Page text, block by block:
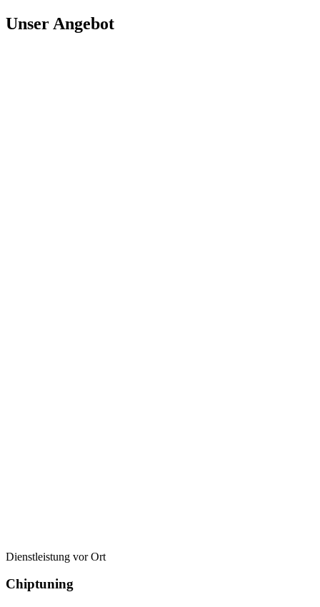
Unser Angebot
Dienstleistung vor Ort
Chiptuning